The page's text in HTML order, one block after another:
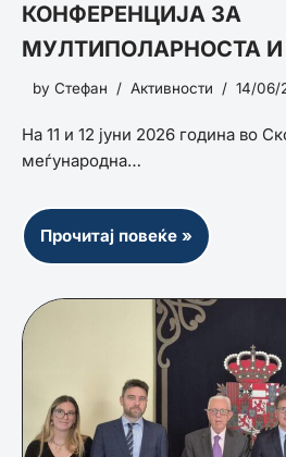
КОНФЕРЕНЦИЈА ЗА
МУЛТИПОЛАРНОСТА И
БЕЗБЕДНОСТ
by Стефан Активности 14/06/
На 11 и 12 јуни 2026 година во
меѓународна…
Прочитај повеќе »